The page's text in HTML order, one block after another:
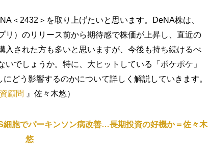
＜2432＞を取り上げたいと思います。DeNA株は、
リ）のリリース前から期待感で株価が上昇し、直近の
入された方も多いと思いますが、今後も持ち続けるべ
でしょうか。特に、大ヒットしている「ポケポケ」
どう影響するのかについて詳しく解説していきます。
顧問 』佐々木悠）
細胞でパーキンソン病改善…長期投資の好機か＝佐々木
悠